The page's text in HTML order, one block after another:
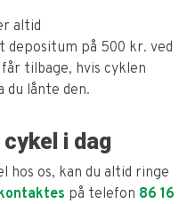
altid
depositum på 500 kr. ved
tilbage, hvis cyklen
du lånte den.
i dag
hos os, kan du altid ringe
på telefon 86 16